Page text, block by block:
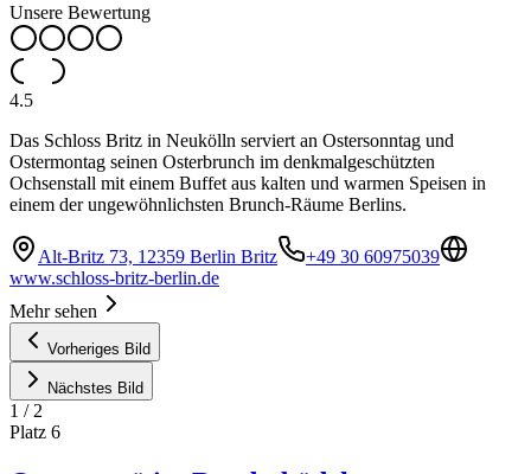
Unsere Bewertung
4.5
Das Schloss Britz in Neukölln serviert an Ostersonntag und
Ostermontag seinen Osterbrunch im denkmalgeschützten
Ochsenstall mit einem Buffet aus kalten und warmen Speisen in
einem der ungewöhnlichsten Brunch-Räume Berlins.
Alt-Britz 73, 12359 Berlin Britz
+49 30 60975039
www.schloss-britz-berlin.de
Mehr sehen
Vorheriges Bild
Nächstes Bild
1 / 2
Platz 6